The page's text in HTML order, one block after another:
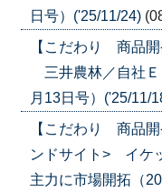
日号）('25/11/24)
【こだわり 商品
三井農林／自社Ｅ
月13日号）('25/11/
【こだわり 商品
ンドサイト> イケ
主力に市場開拓（